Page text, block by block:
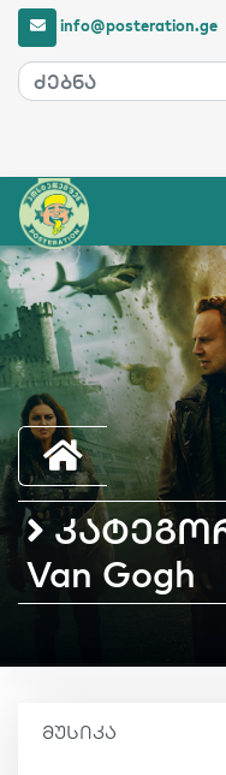
info@posteration.ge
Van Gogh
მუსიკა